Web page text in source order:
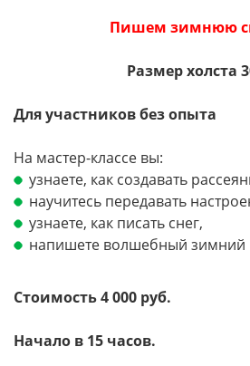
Пишем зимнюю
Размер холста
Для участников без опыта
На мастер-классе вы:
узнаете, как создавать
научитесь передавать
узнаете, как писать снег,
напишете волшебный зимний
Стоимость 4 000 руб.
Начало в 15 часов.